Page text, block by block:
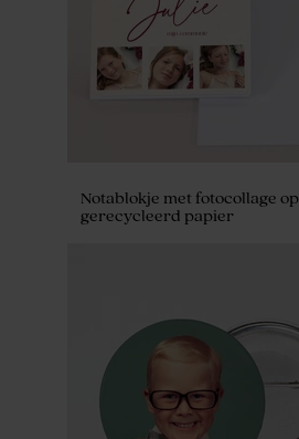
Gouden rond blikken doosje
Notablokje met fotocollage op
gerecycleerd papier